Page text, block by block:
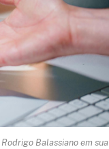
Balassiano em sua